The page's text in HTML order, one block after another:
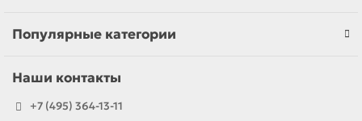
Популярные категории
Наши контакты
+7 (495) 364-13-11